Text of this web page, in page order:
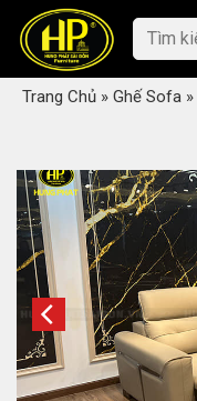
content
Tìm
kiếm:
Trang Chủ » Ghế Sofa »